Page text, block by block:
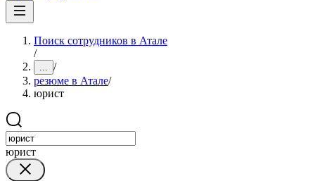
Поиск сотрудников в Атале
/
... /
резюме в Атале/
юрист
юрист